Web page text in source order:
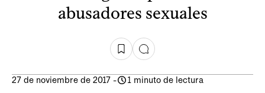
abusadores sexuales
27 de noviembre de 2017 - 1 minuto de lectura